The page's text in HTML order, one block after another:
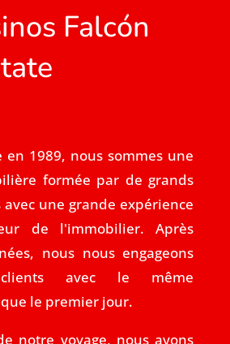
Falcón
en 1989, nous sommes une
formée par de grands
une grande expérience
de l'immobilier. Après
nous nous engageons
avec le même
le premier jour.
notre voyage, nous avons